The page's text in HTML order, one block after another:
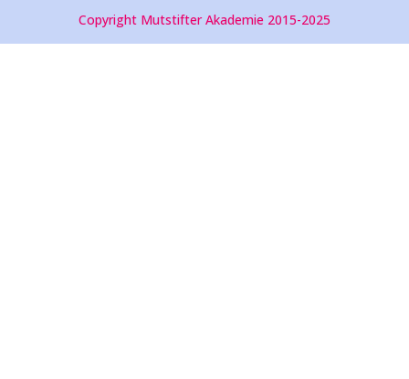
Copyright Mutstifter Akademie 2015-2025